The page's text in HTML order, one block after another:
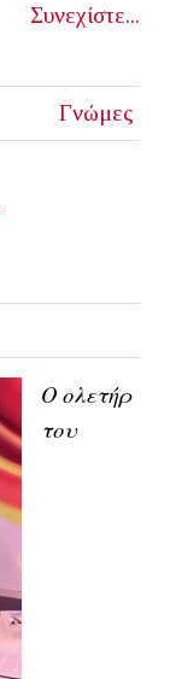
Συνεχίστε...
Γνώμες
Ο ολετήρ
του